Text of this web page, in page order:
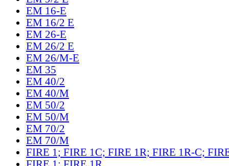
EM 16-E
EM 16/2 E
EM 26-E
EM 26/2 E
EM 26/M-E
EM 35
EM 40/2
EM 40/M
EM 50/2
EM 50/M
EM 70/2
EM 70/M
FIRE 1; FIRE 1C; FIRE 1R; FIRE 1R-C;